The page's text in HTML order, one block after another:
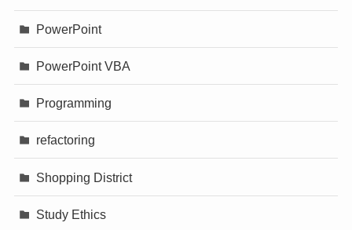
PowerPoint
PowerPoint VBA
Programming
refactoring
Shopping District
Study Ethics